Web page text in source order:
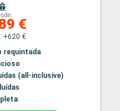
€
+620 €
requintada
(all-inclusive)